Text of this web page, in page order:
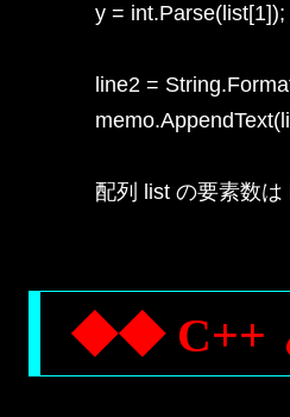
    y = int.Parse(list[1]);
line2 =
配列 list の要素数
◆◆ C++